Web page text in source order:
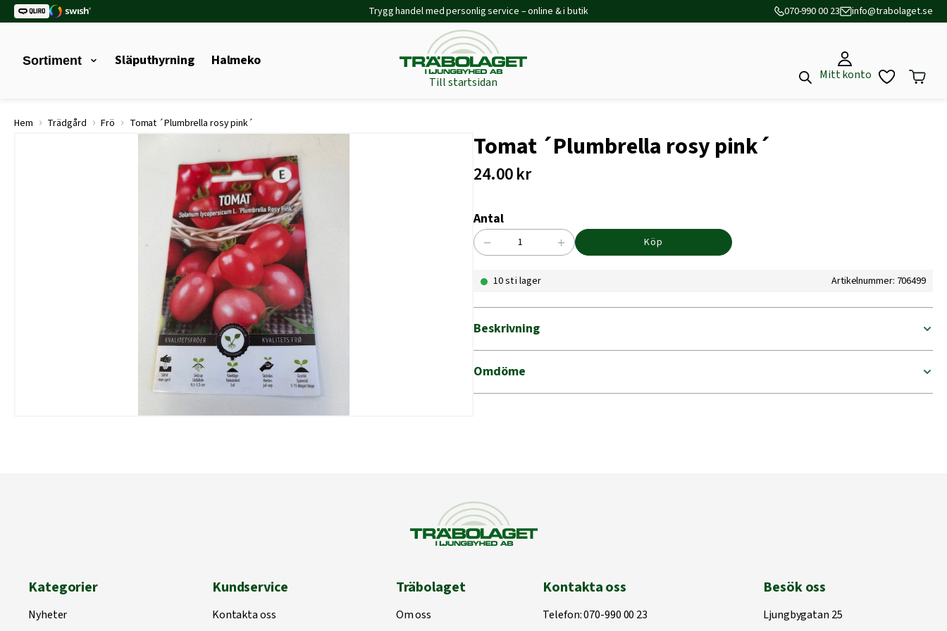
Trygg handel med personlig service – online & i butik 070-990 00 23 info@trabolaget.se
Sortiment Släputhyrning Halmeko
Till startsidan
Mitt konto
Hem › Trädgård › Frö › Tomat ´Plumbrella rosy pink´
Tomat ´Plumbrella rosy pink´
24.00kr
Antal
Tomat
rosy
´
mängd
− + Köp
10 st i lager Artikelnummer: 706499
Beskrivning
Omdöme
Kategorier
Nyheter
Kundservice
Kontakta oss
Träbolaget
Om oss
Kontakta oss
Telefon:070-990 00 23
Besök oss
Ljungbygatan 25